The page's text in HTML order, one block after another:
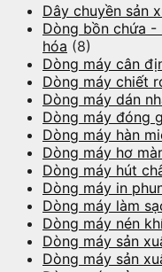
Dây chuyền sản
Dòng bồn chứa -
hóa (8)
Dòng máy cân
Dòng máy chiết
Dòng máy dán
Dòng máy đóng
Dòng máy hàn
Dòng máy hơ
Dòng máy hút
Dòng máy in
Dòng máy làm
Dòng máy nén
Dòng máy sản
Dòng máy sản